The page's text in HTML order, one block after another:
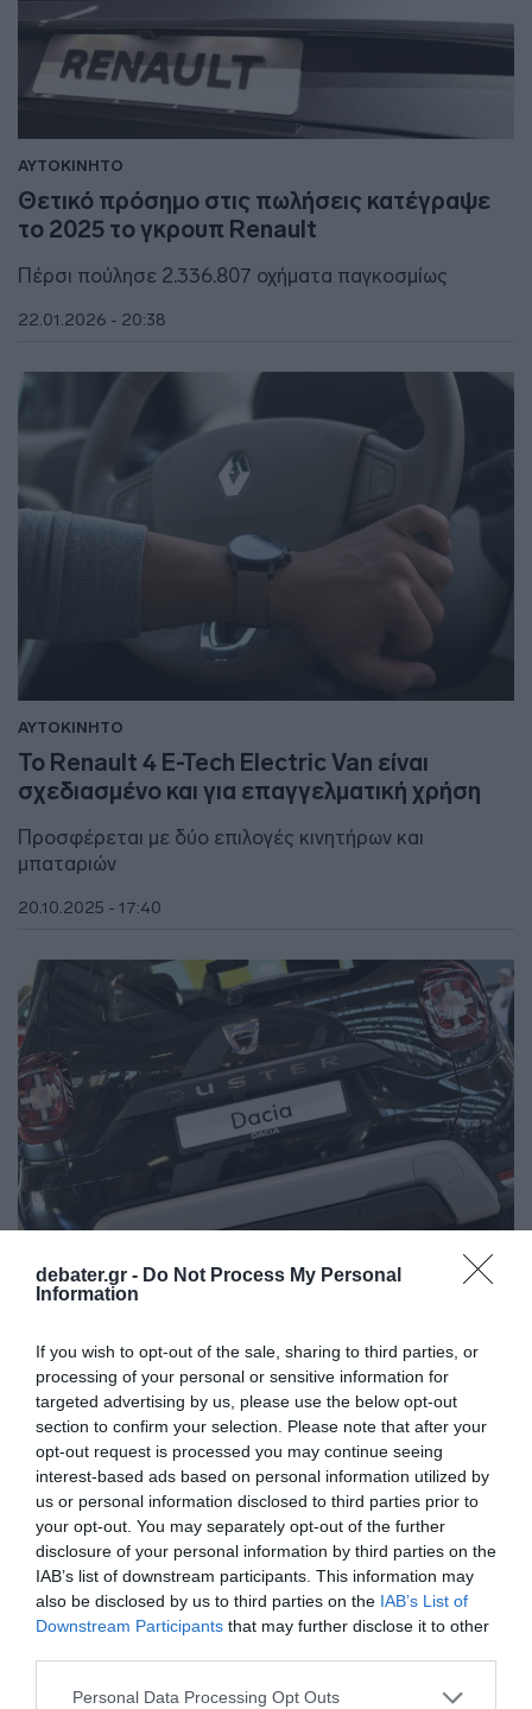
debater.gr - Do Not Process My Personal
Information
If you wish to opt-out of the sale, sharing to third parties, or
processing of your personal or sensitive information for
targeted advertising by us, please use the below opt-out
section to confirm your selection. Please note that after your
opt-out request is processed you may continue seeing
interest-based ads based on personal information utilized by
us or personal information disclosed to third parties prior to
your opt-out. You may separately opt-out of the further
disclosure of your personal information by third parties on the
IAB’s list of downstream participants. This information may
also be disclosed by us to third parties on the IAB’s List of
Downstream Participants that may further disclose it to other
Please note that this website/app uses one or more Google
Personal Data Processing Opt Outs
ΑΥΤΟΚΙΝΗΤΟ
Θετικό πρόσημο στις πωλήσεις κατέγραψε
το 2025 το γκρουπ Renault
Πέρσι πούλησε 2.336.807 οχήματα παγκοσμίως
22.01.2026 - 20:38
ΑΥΤΟΚΙΝΗΤΟ
To Renault 4 E-Tech Electric Van είναι
σχεδιασμένο και για επαγγελματική χρήση
Προσφέρεται με δύο επιλογές κινητήρων και
μπαταριών
20.10.2025 - 17:40
Ένας στους 10 Έλληνες απέκτησε μοντέλα
των Renault ή Dacia τον Ιούλιο
To γκρουπ Renault συνεχίζει στην Ελλάδα την ανοδική
του πορεία. Αυτή η δυναμική αποτυπώθηκε στο δείκτη
των πωλήσεων του πρώτου εξαμήνου και για τις δύο
μάρκες. Με συνολικό μερίδιο άνω του 9%, σχεδόν 1
στους 10 Έλληνες επέλεξε να αγοράσει ένα νέο
μοντέλο Renault ή Dacia. Πιο συγκεκριμένα, η Dacia με
636 ταξινομήσεις, τερμάτισε στην […]
06.08.2025 - 22:34